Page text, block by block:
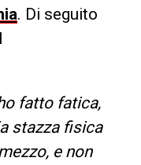
. Di seguito
fatto fatica,
stazza fisica
e non